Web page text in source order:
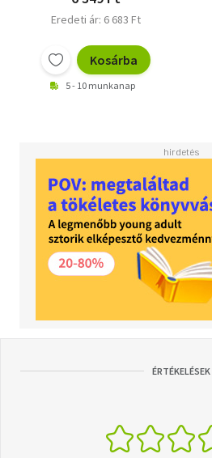
Eredeti ár: 6 683 Ft
Kosárba
5 - 10 munkanap
ÉRTÉKELÉSEK